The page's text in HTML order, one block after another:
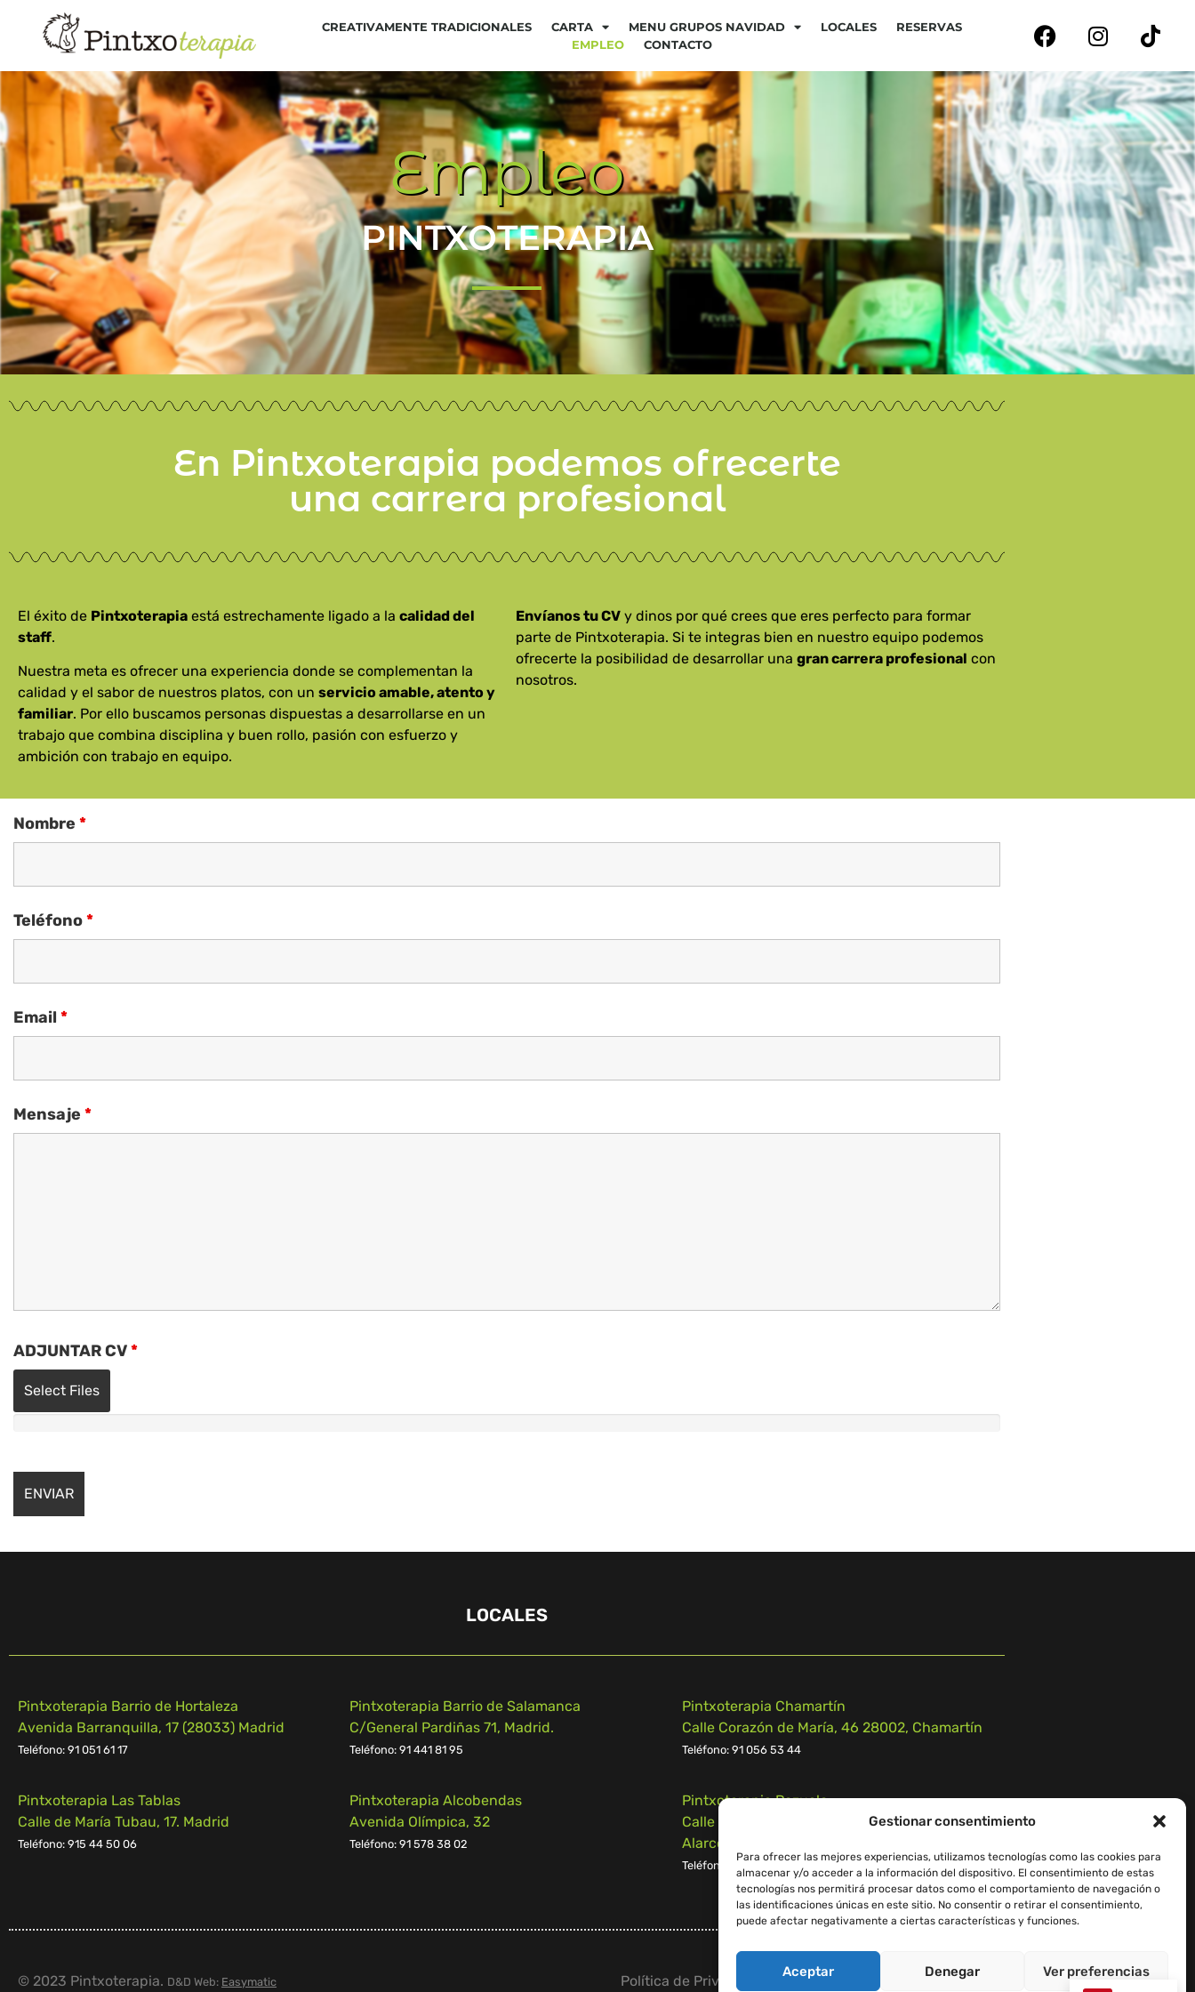
Gestionar consentimiento
Para ofrecer las mejores experiencias, utilizamos tecnologías como las cookies para
almacenar y/o acceder a la información del dispositivo. El consentimiento de estas
tecnologías nos permitirá procesar datos como el comportamiento de navegación o
las identificaciones únicas en este sitio. No consentir o retirar el consentimiento,
puede afectar negativamente a ciertas características y funciones.
Aceptar Denegar Ver preferencias
CREATIVAMENTE TRADICIONALES CARTA MENU GRUPOS NAVIDAD LOCALES
RESERVAS
EMPLEO
CONTACTO
Empleo
PINTXOTERAPIA
En Pintxoterapia podemos ofrecerte
una carrera profesional
El éxito de Pintxoterapia está estrechamente ligado a la calidad del
staff.
Nuestra meta es ofrecer una experiencia donde se complementan la
calidad y el sabor de nuestros platos, con un servicio amable, atento y
familiar. Por ello buscamos personas dispuestas a desarrollarse en un
trabajo que combina disciplina y buen rollo, pasión con esfuerzo y
ambición con trabajo en equipo.
Envíanos tu CV y dinos por qué crees que eres perfecto para formar
parte de Pintxoterapia. Si te integras bien en nuestro equipo podemos
ofrecerte la posibilidad de desarrollar una gran carrera profesional con
nosotros.
Nombre *
Teléfono*
Email *
Mensaje *
ADJUNTAR CV*
Select Files
LOCALES
Pintxoterapia Barrio de Hortaleza
Avenida Barranquilla, 17 (28033) Madrid
Teléfono: 91 051 61 17
Pintxoterapia Barrio de Salamanca
C/General Pardiñas 71, Madrid.
Teléfono: 91 441 81 95
Pintxoterapia Chamartín
Calle Corazón de María, 46 28002, Chamartín
Teléfono: 91 056 53 44
Pintxoterapia Las Tablas
Calle de María Tubau, 17. Madrid
Teléfono: 915 44 50 06
Pintxoterapia Alcobendas
Avenida Olímpica, 32
Teléfono: 91 578 38 02
Pintxoterapia Pozuelo
Calle Campomanes n.º 55, 28223, Pozuelo de
Alarcón
Teléfono: 91 539 55 29
© 2023 Pintxoterapia. D&D Web: Easymatic Política de Privacidad Aviso Legal Política de Cookies